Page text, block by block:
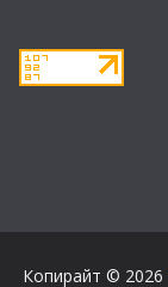
Копирайт © 2026